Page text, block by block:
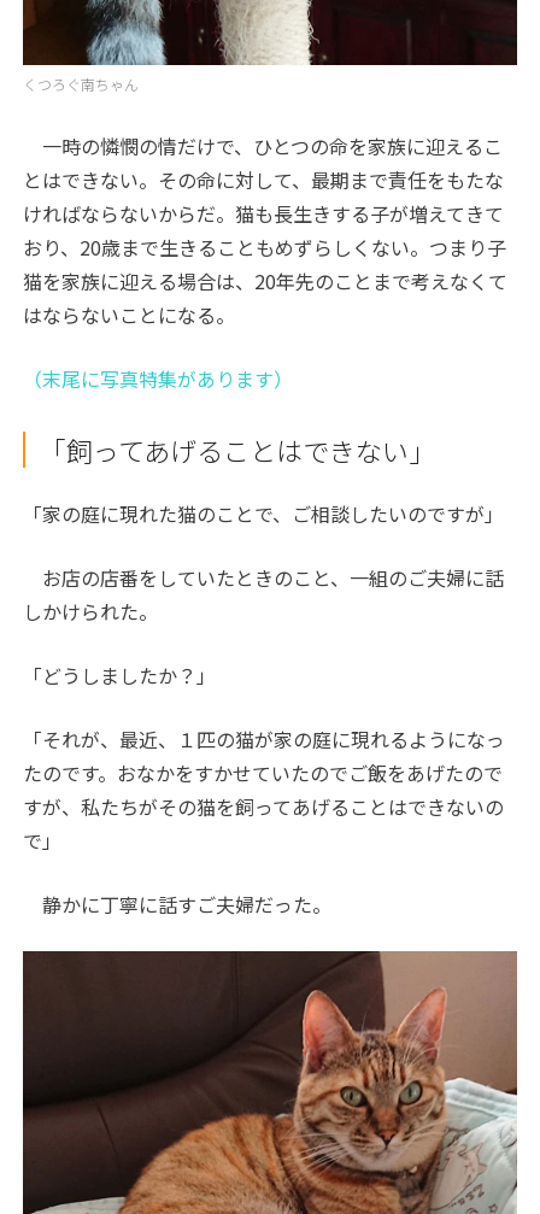
くつろぐ南ちゃん
一時の憐憫の情だけで、ひとつの命を家族に迎えるこ
とはできない。その命に対して、最期まで責任をもたな
ければならないからだ。猫も長生きする子が増えてきて
おり、20歳まで生きることもめずらしくない。つまり子
猫を家族に迎える場合は、20年先のことまで考えなくて
はならないことになる。
（末尾に写真特集があります）
「飼ってあげることはできない」
「家の庭に現れた猫のことで、ご相談したいのですが」
お店の店番をしていたときのこと、一組のご夫婦に話
しかけられた。
「どうしましたか？」
「それが、最近、１匹の猫が家の庭に現れるようになっ
たのです。おなかをすかせていたのでご飯をあげたので
すが、私たちがその猫を飼ってあげることはできないの
で」
静かに丁寧に話すご夫婦だった。